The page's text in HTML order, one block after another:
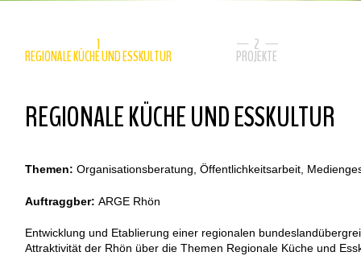
1
REGIONALE KÜCHE UND ESSKULTUR
2
PROJEKTE
REGIONALE KÜCHE UND ESSKULTUR
Themen: Organisationsberatung, Öffentlichkeitsarbeit,
Auftraggber: ARGE Rhön
Entwicklung und Etablierung einer regionalen
Attraktivität der Rhön über die Themen Regionale Küche und